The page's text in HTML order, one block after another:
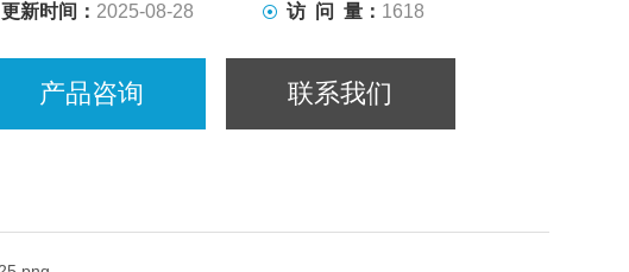
更新时间： 2025-08-28 访 问 量： 1618
产品咨询 联系我们